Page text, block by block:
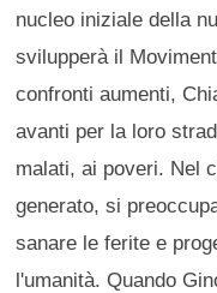
nucleo iniziale della
svilupperà il
confronti aumenti,
avanti per la loro
malati, ai poveri. Nel
generato, si
sanare le ferite e
l'umanità. Quando